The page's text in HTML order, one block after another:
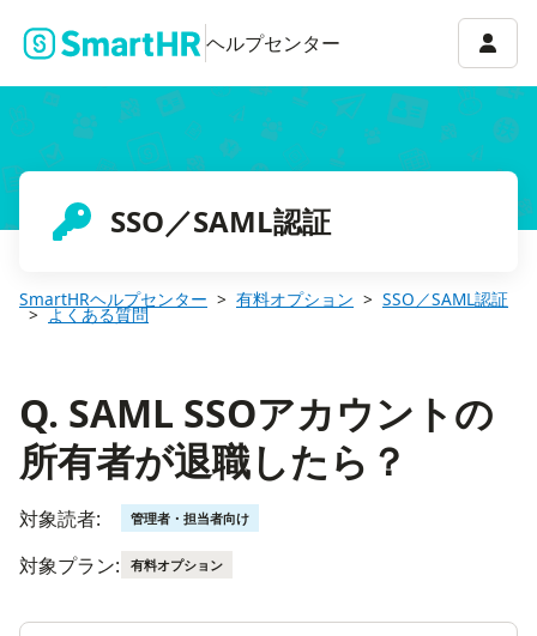
ヘルプセンター アカ
SSO／SAML認証
SmartHRヘルプセンター 有料オプション SSO／SAML認証
よくある質問
Q. SAML SSOアカウントの
所有者が退職したら？
対象読者: 管理者・担当者向け
対象プラン: 有料オプション